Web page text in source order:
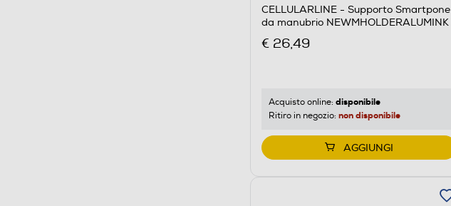
CELLULARLINE - Supporto Smartpone
da manubrio NEWMHOLDERALUMINK
€ 26,49
Acquisto online: disponibile
Ritiro in negozio: non disponibile
AGGIUNGI